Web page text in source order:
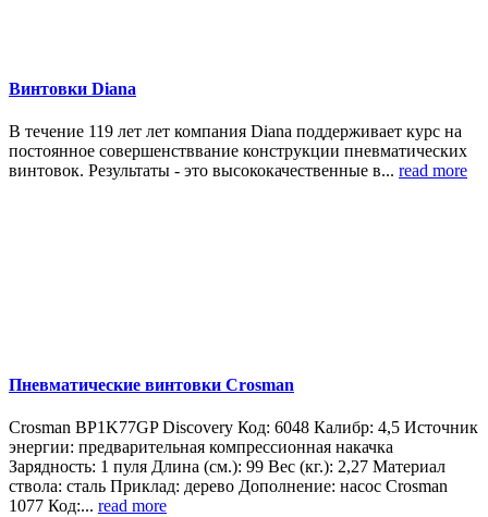
Винтовки Diana
В течение 119 лет лет компания Diana поддерживает курс на
постоянное совершенстввание конструкции пневматических
винтовок. Результаты - это высококачественные в... read more
Пневматические винтовки Crosman
Crosman BP1K77GP Discovery Код: 6048 Калибр: 4,5 Источник
энергии: предварительная компрессионная накачка
Зарядность: 1 пуля Длина (см.): 99 Вес (кг.): 2,27 Материал
ствола: сталь Приклад: дерево Дополнение: насос Crosman
1077 Код:... read more